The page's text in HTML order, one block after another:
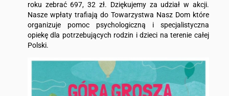
roku zebrać 697, 32 zł. Dziękujemy za udział w akcji.
Nasze wpłaty trafiają do Towarzystwa Nasz Dom które
organizuje pomoc psychologiczną i specjalistyczna
opiekę dla potrzebujących rodzin i dzieci na terenie całej
Polski.